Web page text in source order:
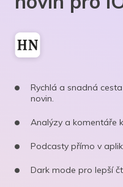
Rychlá a snadná
novin.
Analýzy a komentáře
Podcasty přímo v
Dark mode pro lepší